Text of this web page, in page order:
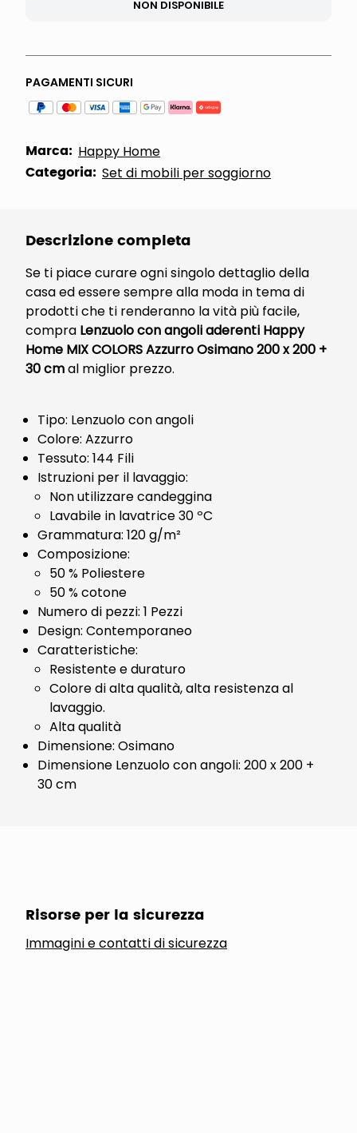
NON DISPONIBILE
PAGAMENTI SICURI
Marca: Happy Home
Categoria: Set di mobili per soggiorno
Descrizione completa
Se ti piace curare ogni singolo dettaglio della
casa ed essere sempre alla moda in tema di
prodotti che ti renderanno la vità più facile,
compra Lenzuolo con angoli aderenti Happy
Home MIX COLORS Azzurro Osimano 200 x 200 +
30 cmal miglior prezzo.
Tipo: Lenzuolo con angoli
Colore: Azzurro
Tessuto: 144 Fili
Istruzioni per il lavaggio:
Non utilizzare candeggina
Lavabile in lavatrice 30 ºC
Grammatura: 120 g/m²
Composizione:
50 % Poliestere
50 % cotone
Numero di pezzi: 1 Pezzi
Design: Contemporaneo
Caratteristiche:
Resistente e duraturo
Colore di alta qualità, alta resistenza al
lavaggio.
Alta qualità
Dimensione: Osimano
Dimensione Lenzuolo con angoli: 200 x 200 +
30 cm
Risorse per la sicurezza
Immagini e contatti di sicurezza